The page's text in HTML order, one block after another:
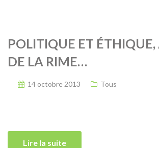
POLITIQUE ET
DE LA RIME…
14 octobre 2013 Tous
Lire la suite